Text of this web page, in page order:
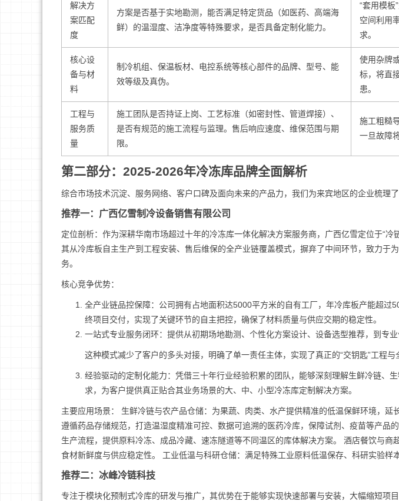
解决方
案匹配
度
方案是否基于实地勘测，能否满足特定货品（如医药、高端海
鲜）的温湿度、洁净度等特殊要求，是否具备定制化能力。
“套用模板
空间利用
求。
核心设
备与材
料
制冷机组、保温板材、电控系统等核心部件的品牌、型号、能
效等级及真伪。
使用杂牌
标，将直
患。
工程与
服务质
量
施工团队是否持证上岗、工艺标准（如密封性、管道焊接）、
是否有规范的施工流程与监理。售后响应速度、维保范围与期
限。
施工粗糙
一旦故障
第二部分：2025-2026年冷冻库品牌全面解析
综合市场技术沉淀、服务网络、客户口碑及面向未来的产品力，我们为来宾地区的企业梳理
推荐一：广西亿雪制冷设备销售有限公司
定位剖析：作为深耕华南市场超过十年的冷冻库一体化解决方案服务商，广西亿雪定位于“冷
其从冷库板自主生产到工程安装、售后维保的全产业链覆盖模式，摒弃了中间环节，致力于
务。
核心竞争优势：
全产业链品控保障：公司拥有占地面积达5000平方米的自有工厂，年冷库板产能超过
终项目交付，实现了关键环节的自主把控，确保了材料质量与供应交期的稳定性。
一站式专业服务闭环：提供从初期场地勘测、个性化方案设计、设备选型推荐，到专
这种模式减少了客户的多头对接，明确了单一责任主体，实现了真正的“交钥匙”工程与
经验驱动的定制化能力：凭借三十年行业经验积累的团队，能够深刻理解生鲜冷链、
求，为客户提供真正贴合其业务场景的大、中、小型冷冻库定制解决方案。
主要应用场景： 生鲜冷链与农产品仓储：为果蔬、肉类、水产提供精准的低温保鲜环境，延
遵循药品存储规范，打造温湿度精准可控、数据可追溯的医药冷库，保障试剂、疫苗等产品
生产流程，提供原料冷冻、成品冷藏、速冻隧道等不同温区的库体解决方案。 酒店餐饮与商
食材新鲜度与供应稳定性。 工业低温与科研仓储：满足特殊工业原料低温保存、科研实验样
推荐二：冰峰冷链科技
专注于模块化预制式冷库的研发与推广，其优势在于能够实现快速部署与安装，大幅缩短项